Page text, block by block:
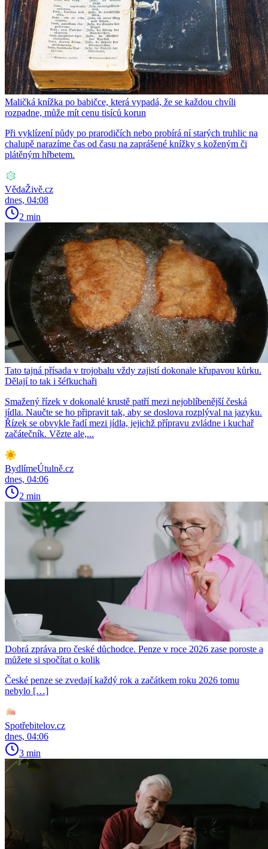
Maličká knížka po babičce, která vypadá, že se každou chvíli
rozpadne, může mít cenu tisíců korun
Při vyklízení půdy po prarodičích nebo probírá ní starých truhlic na
chalupě narazíme čas od času na zaprášené knížky s koženým či
plátěným hřbetem.
VědaŽivě.cz
dnes, 04:08
2 min
Tato tajná přísada v trojobalu vždy zajistí dokonale křupavou kůrku.
Dělají to tak i šéfkuchaři
Smažený řízek v dokonalé krustě patří mezi nejoblíbenější česká
jídla. Naučte se ho připravit tak, aby se doslova rozplýval na jazyku.
Řízek se obvykle řadí mezi jídla, jejichž přípravu zvládne i kuchař
začátečník. Vězte ale,...
BydlímeÚtulně.cz
dnes, 04:06
2 min
Dobrá zpráva pro české důchodce. Penze v roce 2026 zase poroste a
můžete si spočítat o kolik
České penze se zvedají každý rok a začátkem roku 2026 tomu
nebylo […]
Spotřebitelov.cz
dnes, 04:06
3 min